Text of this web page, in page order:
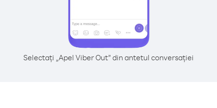
Selectați „Apel Viber Out” din antetul conversației